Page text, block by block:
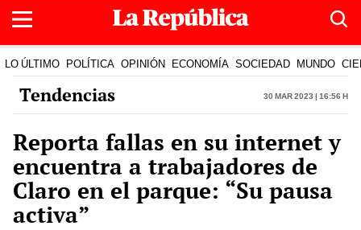
LO ÚLTIMO POLÍTICA OPINIÓN ECONOMÍA SOCIEDAD MUNDO
Tendencias 30 Mar 2023 | 16:56 h
Reporta fallas en su internet y
encuentra a trabajadores de
Claro en el parque: “Su pausa
activa”